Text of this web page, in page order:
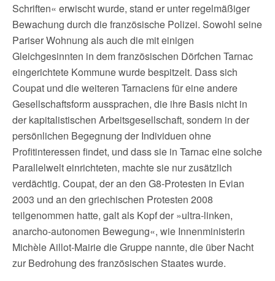
Schriften« erwischt wurde, stand er unter regelmäßiger
Bewachung durch die französische Polizei. Sowohl seine
Pariser Wohnung als auch die mit einigen
Gleichgesinnten in dem französischen Dörfchen Tarnac
eingerichtete Kommune wurde bespitzelt. Dass sich
Coupat und die weiteren Tarnaciens für eine andere
Gesellschaftsform aussprachen, die ihre Basis nicht in
der kapitalistischen Arbeitsgesellschaft, sondern in der
persönlichen Begegnung der Individuen ohne
Profitinteressen findet, und dass sie in Tarnac eine solche
Parallelwelt einrichteten, machte sie nur zusätzlich
verdächtig. Coupat, der an den G8-Protesten in Evian
2003 und an den griechischen Protesten 2008
teilgenommen hatte, galt als Kopf der »ultra-linken,
anarcho-autonomen Bewegung«, wie Innenministerin
Michèle Aillot-Mairie die Gruppe nannte, die über Nacht
zur Bedrohung des französischen Staates wurde.